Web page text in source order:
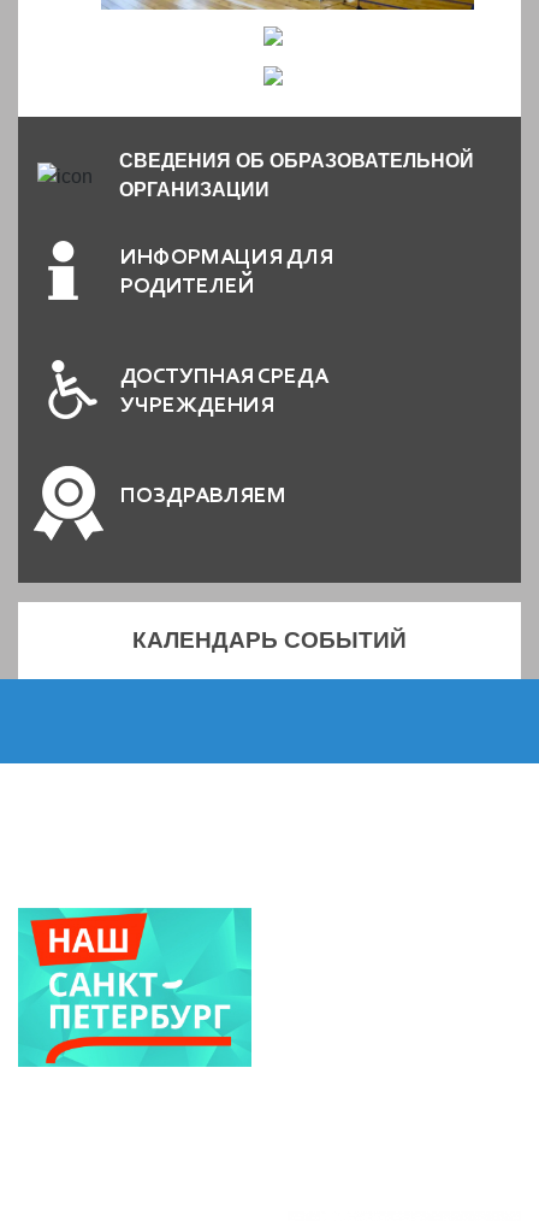
СВЕДЕНИЯ ОБ ОБРАЗОВАТЕЛЬНОЙ
ОРГАНИЗАЦИИ
ИНФОРМАЦИЯ ДЛЯ
РОДИТЕЛЕЙ
ДОСТУПНАЯ СРЕДА
УЧРЕЖДЕНИЯ
ПОЗДРАВЛЯЕМ
КАЛЕНДАРЬ СОБЫТИЙ